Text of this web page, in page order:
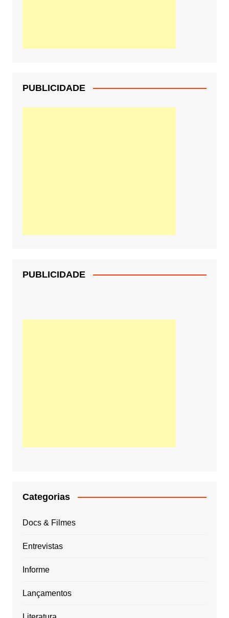
PUBLICIDADE
PUBLICIDADE
Categorias
Docs & Filmes
Entrevistas
Informe
Lançamentos